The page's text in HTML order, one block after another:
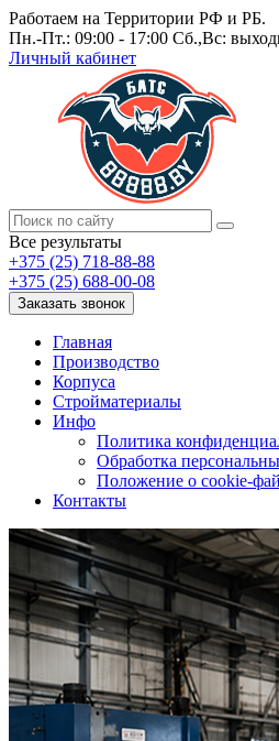
Работаем на Территории РФ и РБ.
Пн.-Пт.: 09:00 - 17:00 Сб.,Вс:
Личный кабинет
Все результаты
+375 (25) 718-88-88
+375 (25) 688-00-08
Заказать звонок
Главная
Производство
Корпуса
Стройматериалы
Инфо
Политика
Обработка
Положение о cookie-
Контакты